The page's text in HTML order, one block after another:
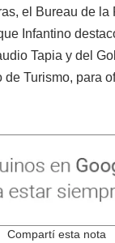
el Bureau de la
Infantino
Tapia y del
de Turismo, para